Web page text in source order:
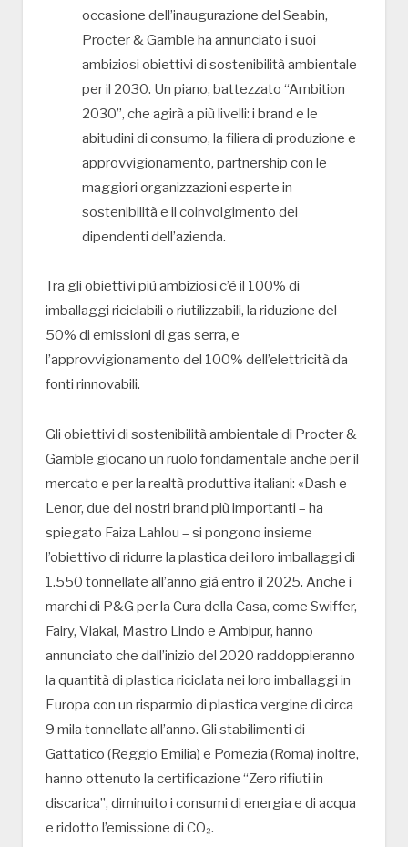
occasione dell’inaugurazione del Seabin,
Procter & Gamble ha annunciato i suoi
ambiziosi obiettivi di sostenibilità ambientale
per il 2030. Un piano, battezzato “Ambition
2030”, che agirà a più livelli: i brand e le
abitudini di consumo, la filiera di produzione e
approvvigionamento, partnership con le
maggiori organizzazioni esperte in
sostenibilità e il coinvolgimento dei
dipendenti dell’azienda.
Tra gli obiettivi più ambiziosi c’è il 100% di
imballaggi riciclabili o riutilizzabili, la riduzione del
50% di emissioni di gas serra, e
l’approvvigionamento del 100% dell’elettricità da
fonti rinnovabili.
Gli obiettivi di sostenibilità ambientale di Procter &
Gamble giocano un ruolo fondamentale anche per il
mercato e per la realtà produttiva italiani: «Dash e
Lenor, due dei nostri brand più importanti – ha
spiegato Faiza Lahlou – si pongono insieme
l’obiettivo di ridurre la plastica dei loro imballaggi di
1.550 tonnellate all’anno già entro il 2025. Anche i
marchi di P&G per la Cura della Casa, come Swiffer,
Fairy, Viakal, Mastro Lindo e Ambipur, hanno
annunciato che dall’inizio del 2020 raddoppieranno
la quantità di plastica riciclata nei loro imballaggi in
Europa con un risparmio di plastica vergine di circa
9 mila tonnellate all’anno. Gli stabilimenti di
Gattatico (Reggio Emilia) e Pomezia (Roma) inoltre,
hanno ottenuto la certificazione “Zero rifiuti in
discarica”, diminuito i consumi di energia e di acqua
e ridotto l’emissione di CO₂.